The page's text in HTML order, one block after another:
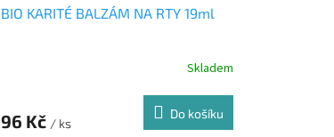
BIO KARITÉ BALZÁM NA RTY 19ml
Skladem
96 Kč / ks
Do košíku